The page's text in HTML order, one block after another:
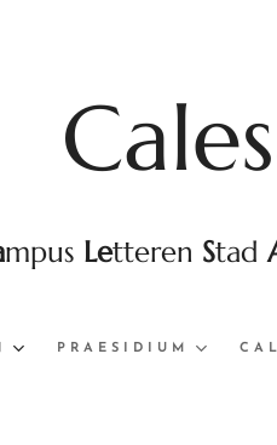
mpus Letteren Stad
PRAESIDIUM